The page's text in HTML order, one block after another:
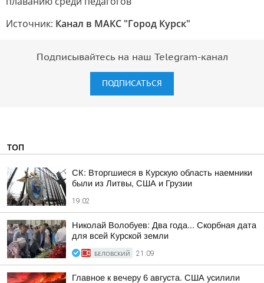
Источник: Канал в МАКС "Город Курск"
Подписывайтесь на наш Telegram-канал
ПОДПИСАТЬСЯ
ТОП
СК: Вторгшиеся в Курскую область наемники
были из Литвы, США и Грузии
19:02
Николай Волобуев: Два года... Скорбная дата
для всей Курской земли
БЕЛОВСКИЙ 21:09
Главное к вечеру 6 августа. США усилили